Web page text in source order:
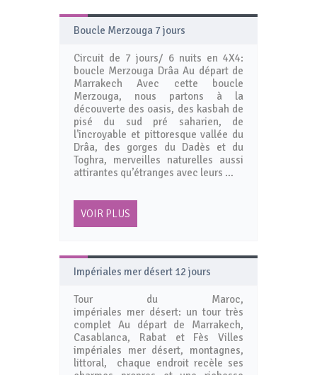
Boucle Merzouga 7 jours
Circuit de 7 jours/ 6 nuits en 4X4:
boucle Merzouga Drâa Au départ de
Marrakech Avec cette boucle
Merzouga, nous partons à la
découverte des oasis, des kasbah de
pisé du sud pré saharien, de
l’incroyable et pittoresque vallée du
Drâa, des gorges du Dadès et du
Toghra, merveilles naturelles aussi
attirantes qu’étranges avec leurs …
VOIR PLUS
Impériales mer désert 12 jours
Tour du Maroc,
impériales mer désert: un tour très
complet Au départ de Marrakech,
Casablanca, Rabat et Fès Villes
impériales mer désert, montagnes,
littoral, chaque endroit recèle ses